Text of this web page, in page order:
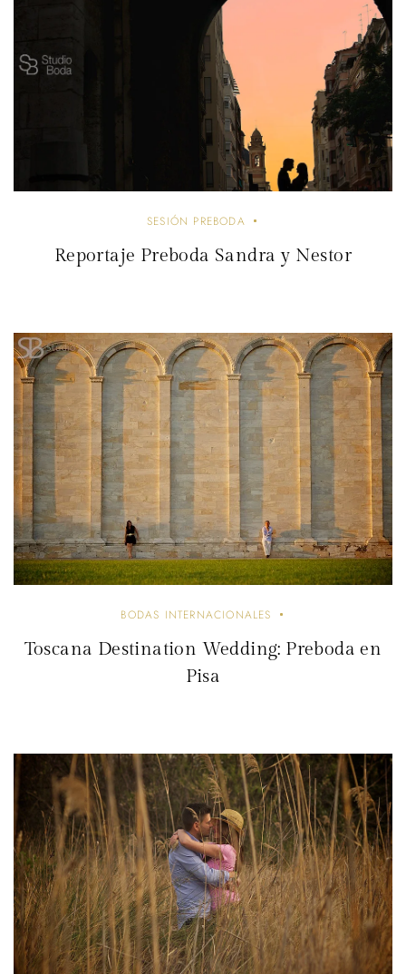
s
SESIÓN PREBODA
Reportaje Preboda Sandra y Nestor
BODAS INTERNACIONALES
Toscana Destination Wedding: Preboda en
Pisa